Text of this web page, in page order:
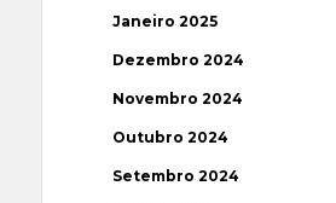
Janeiro 2025
Dezembro 2024
Novembro 2024
Outubro 2024
Setembro 2024